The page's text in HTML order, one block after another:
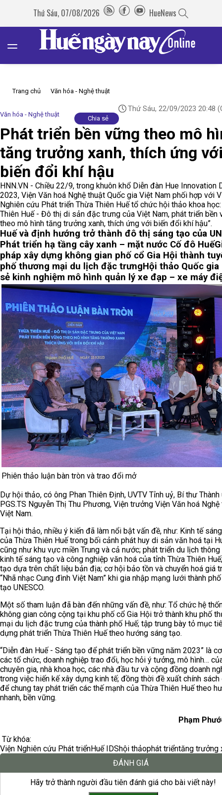
Thứ Sáu, 07/08/2026 HueNews
Trang chủ Văn hóa - Nghệ thuật
Văn hóa - Nghệ thuật
Thứ Sáu, 22/09/2023 20:48
Chia sẻ
Phát triển bền vững theo mô
tăng trưởng xanh, thích ứng
biến đổi khí hậu
HNN.VN - Chiều 22/9, trong khuôn khổ Diễn đàn Hue Innovation
2023, Viện Văn hoá Nghệ thuật Quốc gia Việt Nam phối hợp với
Nghiên cứu Phát triển Thừa Thiên Huế tổ chức hội thảo khoa học:
Thiên Huế - Đô thị di sản đặc trưng của Việt Nam, phát triển bền
theo mô hình tăng trưởng xanh, thích ứng với biến đổi khí hậu”.
Huế và định hướng trở thành đô thị sáng tạo của
Phát triển hạ tầng cây xanh – mặt nước Cố đô Huế
pháp xây dựng không gian phố cổ Gia Hội thành
phố thương mại du lịch đặc trưngHội thảo Quốc gia
sẻ kinh nghiệm mô hình quản lý xe đạp – xe máy
Phiên thảo luận bàn tròn và trao đổi mở
Dự hội thảo, có ông Phan Thiên Định, UVTV Tỉnh uỷ, Bí thư Thành
PGS.TS Nguyễn Thị Thu Phương, Viện trưởng Viện Văn hoá
Việt Nam.
Tại hội thảo, nhiều ý kiến đã làm nổi bật vấn đề, như: Kinh tế
của Thừa Thiên Huế trong bối cảnh phát huy di sản văn hoá tại
cũng như khu vực miền Trung và cả nước; phát triển du lịch thông
kinh tế sáng tạo và công nghiệp văn hoá của tỉnh Thừa Thiên
tạo dựa trên chất liệu bản địa; cơ hội bảo tồn và chuyển hoá giá
“Nhã nhạc Cung đình Việt Nam” khi gia nhập mạng lưới thành
tạo UNESCO.
Một số tham luận đã bàn đến những vấn đề, như: Tổ chức hệ
không gian công cộng tại khu phố cổ Gia Hội trở thành khu phố
mại du lịch đặc trưng của thành phố Huế; tập trung bày tỏ mục
dựng phát triển Thừa Thiên Huế theo hướng sáng tạo.
“Diễn đàn Huế - Sáng tạo để phát triển bền vững năm 2023” là
các tổ chức, doanh nghiệp trao đổi, học hỏi ý tưởng, mô hình…
chuyên gia, nhà khoa học, các nhà đầu tư và cộng đồng doanh
trong việc hiến kế xây dựng kinh tế; đồng thời đề xuất chính sách
để chung tay phát triển các thế mạnh của Thừa Thiên Huế theo
nhanh, bền vững.
Phạm
Từ khóa:
Viện Nghiên cứu Phát triểnHuế IDShội thảophát triểntăng trưởng
ĐÁNH GIÁ
Hãy trở thành người đầu tiên đánh giá cho bài viết này!